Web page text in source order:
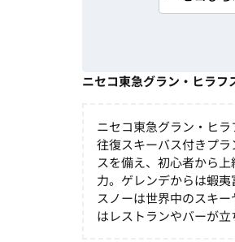
ニセコ東急グラン・ヒラ
ニセコ東急グラン・ヒ
往復スキーバス付きプ
スを備え、初心者から
力。ゲレンデからは蝦
スノーは世界中のスキ
はレストランやバーが